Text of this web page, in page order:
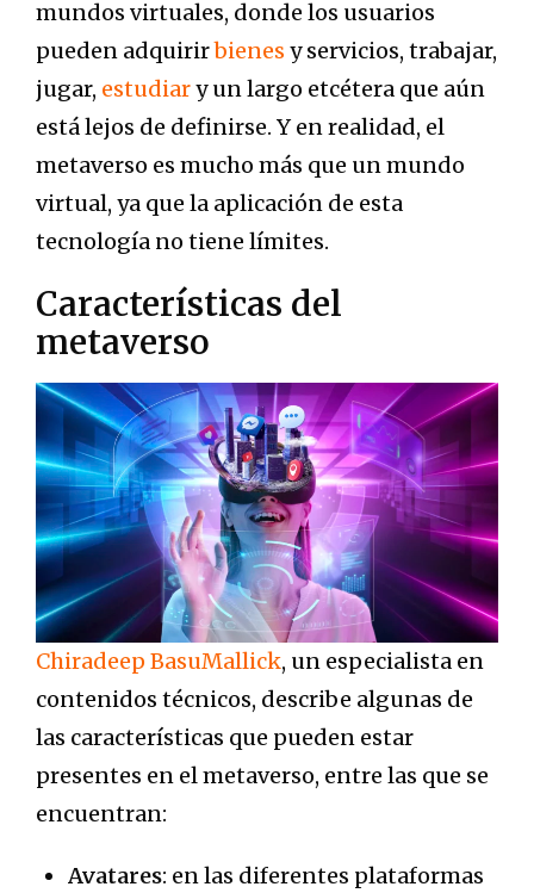
mundos virtuales, donde los usuarios
pueden adquirirbienes y servicios, trabajar,
jugar, estudiary un largo etcétera que aún
está lejos de definirse. Y en realidad, el
metaverso es mucho más que un mundo
virtual, ya que la aplicación de esta
tecnología no tiene límites.
Características del
metaverso
Chiradeep BasuMallick, un especialista en
contenidos técnicos, describe algunas de
las características que pueden estar
presentes en el metaverso, entre las que se
encuentran:
Avatares: en las diferentes plataformas